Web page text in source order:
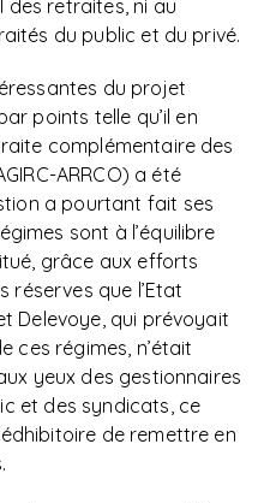
retraites, ni au
du public et du privé.
du projet
points telle qu’il en
complémentaire des
ARRCO) a été
a pourtant fait ses
sont à l’équilibre
grâce aux efforts
réserves que l’Etat
Delevoye, qui prévoyait
ces régimes, n’était
yeux des gestionnaires
et des syndicats, ce
de remettre en